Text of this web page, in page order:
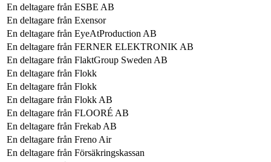
En deltagare från ESBE AB
En deltagare från Exensor
En deltagare från EyeAtProduction AB
En deltagare från FERNER ELEKTRONIK AB
En deltagare från FlaktGroup Sweden AB
En deltagare från Flokk
En deltagare från Flokk
En deltagare från Flokk AB
En deltagare från FLOORÉ AB
En deltagare från Frekab AB
En deltagare från Freno Air
En deltagare från Försäkringskassan